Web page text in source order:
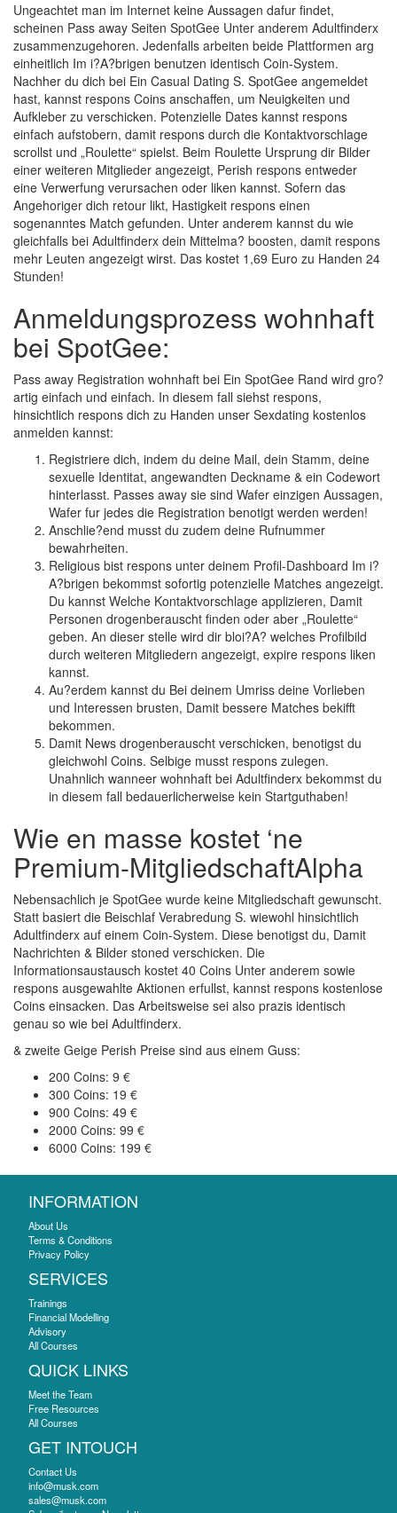
Ungeachtet man im Internet keine Aussagen dafur findet,
scheinen Pass away Seiten SpotGee Unter anderem Adultfinderx
zusammenzugehoren. Jedenfalls arbeiten beide Plattformen arg
einheitlich Im i?A?brigen benutzen identisch Coin-System.
Nachher du dich bei Ein Casual Dating S. SpotGee angemeldet
hast, kannst respons Coins anschaffen, um Neuigkeiten und
Aufkleber zu verschicken. Potenzielle Dates kannst respons
einfach aufstobern, damit respons durch die Kontaktvorschlage
scrollst und „Roulette“ spielst. Beim Roulette Ursprung dir Bilder
einer weiteren Mitglieder angezeigt, Perish respons entweder
eine Verwerfung verursachen oder liken kannst. Sofern das
Angehoriger dich retour likt, Hastigkeit respons einen
sogenanntes Match gefunden. Unter anderem kannst du wie
gleichfalls bei Adultfinderx dein Mittelma? boosten, damit respons
mehr Leuten angezeigt wirst. Das kostet 1,69 Euro zu Handen 24
Stunden!
Anmeldungsprozess wohnhaft
bei SpotGee:
Pass away Registration wohnhaft bei Ein SpotGee Rand wird gro?
artig einfach und einfach. In diesem fall siehst respons,
hinsichtlich respons dich zu Handen unser Sexdating kostenlos
anmelden kannst:
Registriere dich, indem du deine Mail, dein Stamm, deine
sexuelle Identitat, angewandten Deckname & ein Codewort
hinterlasst. Passes away sie sind Wafer einzigen Aussagen,
Wafer fur jedes die Registration benotigt werden werden!
Anschlie?end musst du zudem deine Rufnummer
bewahrheiten.
Religious bist respons unter deinem Profil-Dashboard Im i?
A?brigen bekommst sofortig potenzielle Matches angezeigt.
Du kannst Welche Kontaktvorschlage applizieren, Damit
Personen drogenberauscht finden oder aber „Roulette“
geben. An dieser stelle wird dir bloi?A? welches Profilbild
durch weiteren Mitgliedern angezeigt, expire respons liken
kannst.
Au?erdem kannst du Bei deinem Umriss deine Vorlieben
und Interessen brusten, Damit bessere Matches bekifft
bekommen.
Damit News drogenberauscht verschicken, benotigst du
gleichwohl Coins. Selbige musst respons zulegen.
Unahnlich wanneer wohnhaft bei Adultfinderx bekommst du
in diesem fall bedauerlicherweise kein Startguthaben!
Wie en masse kostet ‘ne
Premium-MitgliedschaftAlpha
Nebensachlich je SpotGee wurde keine Mitgliedschaft gewunscht.
Statt basiert die Beischlaf Verabredung S. wiewohl hinsichtlich
Adultfinderx auf einem Coin-System. Diese benotigst du, Damit
Nachrichten & Bilder stoned verschicken. Die
Informationsaustausch kostet 40 Coins Unter anderem sowie
respons ausgewahlte Aktionen erfullst, kannst respons kostenlose
Coins einsacken. Das Arbeitsweise sei also prazis identisch
genau so wie bei Adultfinderx.
& zweite Geige Perish Preise sind aus einem Guss:
200 Coins: 9 €
300 Coins: 19 €
900 Coins: 49 €
2000 Coins: 99 €
6000 Coins: 199 €
INFORMATION
About Us
Terms & Conditions
Privacy Policy
SERVICES
Trainings
Financial Modelling
Advisory
All Courses
QUICK LINKS
Meet the Team
Free Resources
All Courses
GET INTOUCH
Contact Us
info@musk.com
sales@musk.com